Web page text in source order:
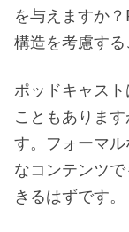
を与えますか
構造を考慮する
ポッドキャス
こともありま
す。フォーマ
なコンテンツ
きるはずです。